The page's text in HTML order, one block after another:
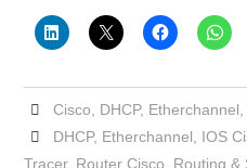
Cisco DHCP, Etherchannel
DHCP, Etherchannel IOS
Tracer, Router Cisco Routing &